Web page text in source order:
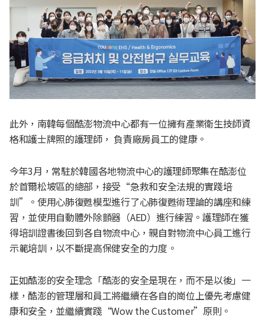
此外，南韓每個酷澎物流中心都有一位擁有產業衛生技師資
格和護士牌照的護理師， 負責廠房員工的健康。
今年3月，常駐於韓國各地物流中心的護理師聚集在酷澎位
於首爾松坡區的總部，接受“急救和安全法規的實踐培
訓”。使用心肺復甦模型進行了心肺復甦術理論的講座和練
習，並使用自動體外除顫器（AED）進行練習。護理師在獲
得培訓證書後回到各自物流中心，親自對物流中心員工進行
示範培訓，以不斷提高保健安全的力度。
正如酷澎的安全理念「酷澎的安全是現在，而不是以後」一
樣，酷澎的管理層和員工將繼續在各自的崗位上優先考慮健
康和安全，並繼續實踐“Wow the Customer”原則。